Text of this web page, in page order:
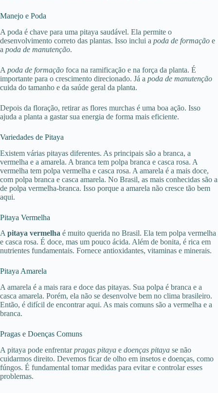
Manejo e Poda
A poda é chave para uma pitaya saudável. Ela permite o
desenvolvimento correto das plantas. Isso inclui a poda de formação e
a poda de manutenção.
A poda de formação foca na ramificação e na força da planta. É
importante para o crescimento direcionado. Já a poda de manutenção
cuida do tamanho e da saúde geral da planta.
Depois da floração, retirar as flores murchas é uma boa ação. Isso
ajuda a planta a gastar sua energia de forma mais eficiente.
Variedades de Pitaya
Existem várias pitayas diferentes. As principais são a branca, a
vermelha e a amarela. A branca tem polpa branca e casca rosa. A
vermelha tem polpa vermelha e casca rosa. A amarela é a mais doce,
com polpa branca e casca amarela. No Brasil, as mais conhecidas são a
de polpa vermelha-branca. Isso porque a amarela não cresce tão bem
aqui.
Pitaya Vermelha
A pitaya vermelha é muito querida no Brasil. Ela tem polpa vermelha
e casca rosa. É doce, mas um pouco ácida. Além de bonita, é rica em
nutrientes fundamentais. Fornece antioxidantes, vitaminas e minerais.
Pitaya Amarela
A amarela é a mais rara e doce das pitayas. Sua polpa é branca e a
casca amarela. Porém, ela não se desenvolve bem no clima brasileiro.
Então, é difícil de encontrar aqui. As mais comuns são a vermelha e a
branca.
Pragas e Doenças Comuns
A pitaya pode enfrentarpragas pitaya e doenças pitaya se não
cuidarmos direito. Devemos ficar de olho em insetos e doenças, como
fúngos. É fundamental tomar medidas para evitar e controlar esses
problemas.